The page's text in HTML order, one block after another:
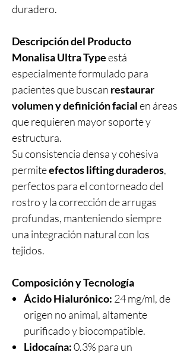
duradero.
Descripción del Producto
Monalisa Ultra Typeestá
especialmente formulado para
pacientes que buscan restaurar
volumen y definición facialen áreas
que requieren mayor soporte y
estructura.
Su consistencia densa y cohesiva
permiteefectos lifting duraderos,
perfectos para el contorneado del
rostro y la corrección de arrugas
profundas, manteniendo siempre
una integración natural con los
tejidos.
Composición y Tecnología
Ácido Hialurónico: 24 mg/ml, de
origen no animal, altamente
purificado y biocompatible.
Lidocaína:0.3% para un